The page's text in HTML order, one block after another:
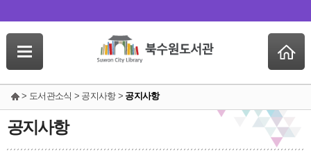
> 도서관소식 > 공지사항 > 공지사항
공지사항